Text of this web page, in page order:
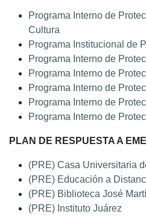
Programa Interno de
Cultura
Programa Institucional de
Programa Interno de
Programa Interno de
Programa Interno de
Programa Interno de
Programa Interno de
PLAN DE RESPUESTA A
(PRE) Casa Universitaria
(PRE) Educación a
(PRE) Biblioteca José Martí
(PRE) Instituto Juárez